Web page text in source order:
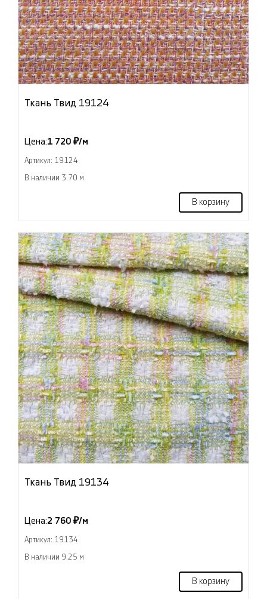
Ткань Твид 19124
Цена:1 720 ₽/м
Артикул: 19124
В наличии 3.70 м
В корзину
Ткань Твид 19134
Цена:2 760 ₽/м
Артикул: 19134
В наличии 9.25 м
В корзину